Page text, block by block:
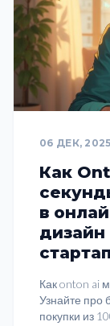
06 ДЕК, 2025
Как
в
дизайн
Как onton ai
Узнайте про
покупки из